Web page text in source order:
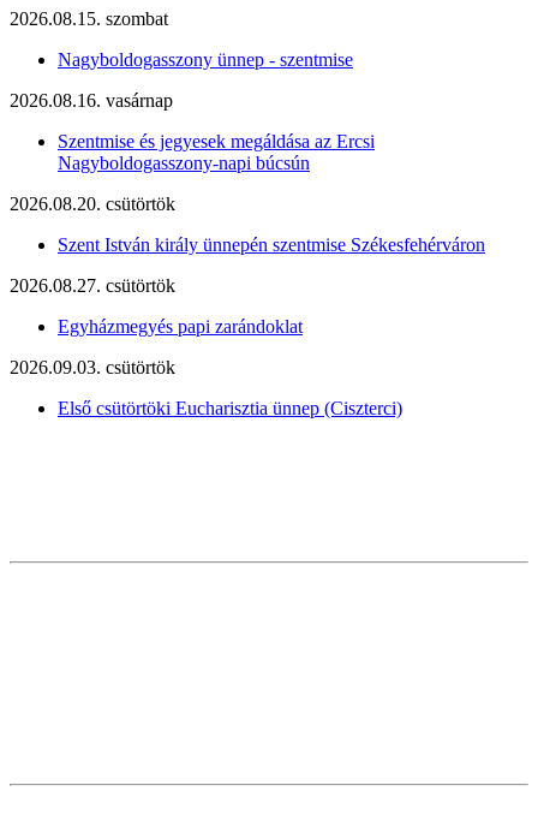
2026.08.15. szombat
Nagyboldogasszony ünnep - szentmise
2026.08.16. vasárnap
Szentmise és jegyesek megáldása az Ercsi
Nagyboldogasszony-napi búcsún
2026.08.20. csütörtök
Szent István király ünnepén szentmise Székesfehérváron
2026.08.27. csütörtök
Egyházmegyés papi zarándoklat
2026.09.03. csütörtök
Első csütörtöki Eucharisztia ünnep (Ciszterci)